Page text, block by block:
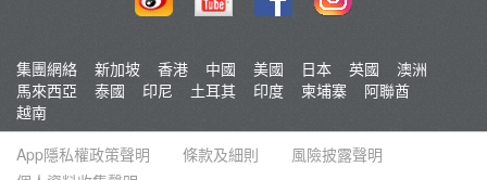
集團網絡 新加坡 香港 中國 美國 日本 英國
澳洲
馬來西亞
泰國 印尼 土耳其 印度 柬埔寨
阿聯酋
越南
App隱私權政策聲明
條款及細則
風險披露聲明